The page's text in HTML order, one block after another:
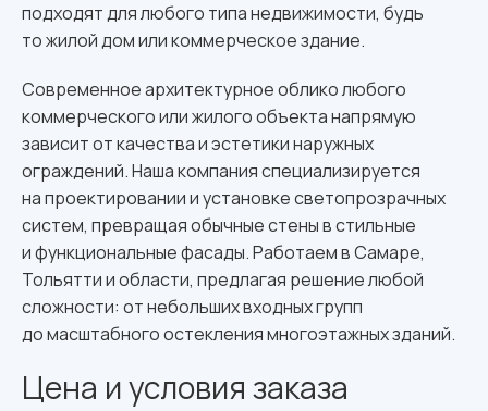
подходят для любого типа недвижимости, будь
то жилой дом или коммерческое здание.
Современное архитектурное облико любого
коммерческого или жилого объекта напрямую
зависит от качества и эстетики наружных
ограждений. Наша компания специализируется
на проектировании и установке светопрозрачных
систем, превращая обычные стены в стильные
и функциональные фасады. Работаем в Самаре,
Тольятти и области, предлагая решение любой
сложности: от небольших входных групп
до масштабного остекления многоэтажных зданий.
Цена и условия заказа